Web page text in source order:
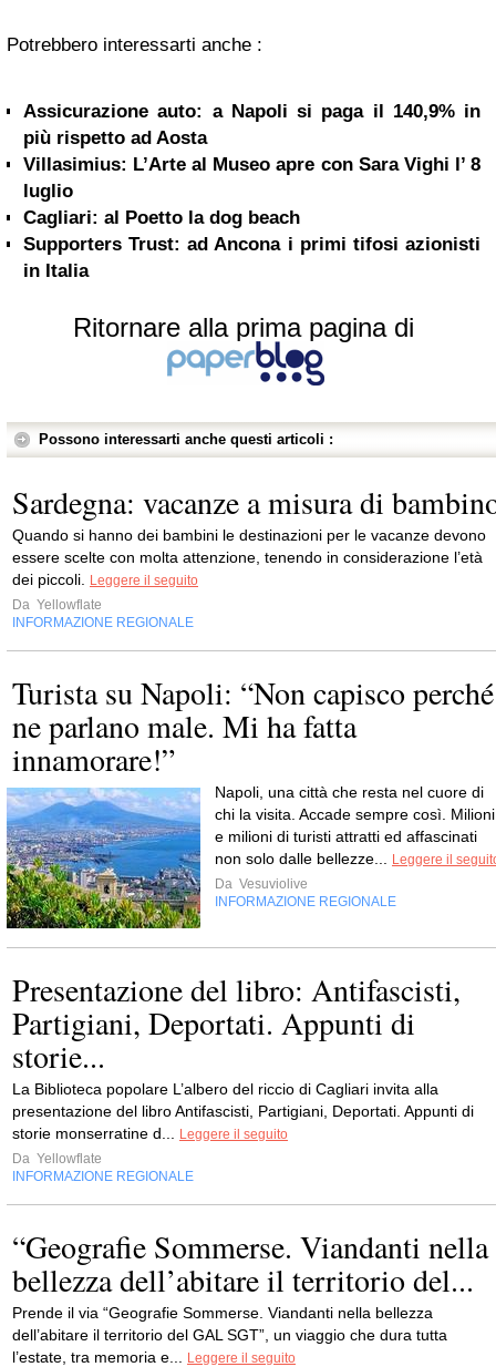
Potrebbero interessarti anche :
Assicurazione auto: a Napoli si paga il 140,9% in
più rispetto ad Aosta
Villasimius: L’Arte al Museo apre con Sara Vighi l’ 8
luglio
Cagliari: al Poetto la dog beach
Supporters Trust: ad Ancona i primi tifosi azionisti
in Italia
Ritornare alla prima pagina di
Possono interessarti anche questi articoli :
Sardegna: vacanze a misura di
Quando si hanno dei bambini le destinazioni per le vacanze devono
essere scelte con molta attenzione, tenendo in considerazione l’età
dei piccoli.
Leggere il seguito
Da Yellowflate
INFORMAZIONE REGIONALE
Turista su Napoli: “Non capisco perché
ne parlano male. Mi ha fatta
innamorare!”
Napoli, una città che resta nel cuore di
chi la visita. Accade sempre così. Milioni
e milioni di turisti attratti ed affascinati
non solo dalle bellezze...
Leggere il
Da Vesuviolive
INFORMAZIONE REGIONALE
Presentazione del libro: Antifascisti,
Partigiani, Deportati. Appunti di
storie...
La Biblioteca popolare L’albero del riccio di Cagliari invita alla
presentazione del libro Antifascisti, Partigiani, Deportati. Appunti di
storie monserratine d...
Leggere il seguito
Da Yellowflate
INFORMAZIONE REGIONALE
“Geografie Sommerse. Viandanti nella
bellezza dell’abitare il territorio del...
Prende il via “Geografie Sommerse. Viandanti nella bellezza
dell’abitare il territorio del GAL SGT”, un viaggio che dura tutta
l’estate, tra memoria e...
Leggere il seguito